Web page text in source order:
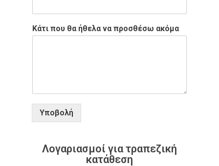
Κάτι που θα ήθελα να προσθέσω ακόμα
Υποβολή
Λογαριασμοί για τραπεζική
κατάθεση